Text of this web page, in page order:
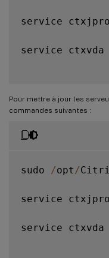
service
service
Pour mettre à jour les
commandes suivantes :
sudo /opt /
service
service